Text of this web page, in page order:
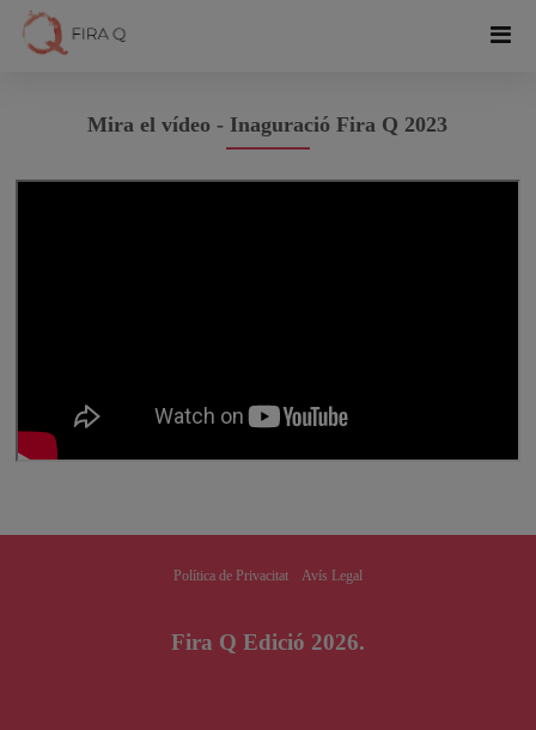
Mira el vídeo - Inaguració Fira Q 2023
Política de Privacitat Avís Legal
Fira Q Edició 2026.